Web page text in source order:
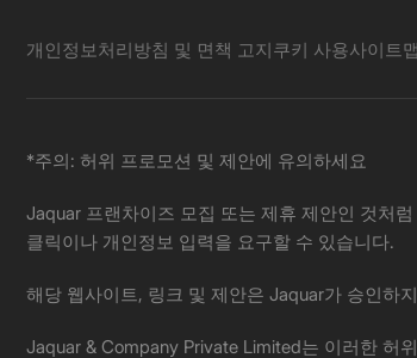
개인정보처리방침 및 면책 고지쿠키 사용사이트맵
*주의: 허위 프로모션 및 제안에 유의하세요
Jaquar 프랜차이즈 모집 또는 제휴 제안인 것처
클릭이나 개인정보 입력을 요구할 수 있습니다.
해당 웹사이트, 링크 및 제안은 Jaquar가 승인하
Jaquar & Company Private Limited는 이러한 허